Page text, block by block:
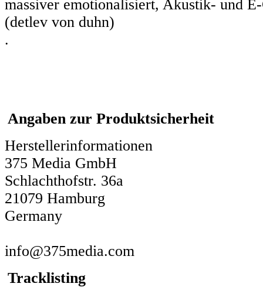
massiver emotionalisiert, Akustik- und
(detlev von duhn)
.
Angaben zur Produktsicherheit
Herstellerinformationen
375 Media GmbH
Schlachthofstr. 36a
21079 Hamburg
Germany
info@375media.com
Tracklisting